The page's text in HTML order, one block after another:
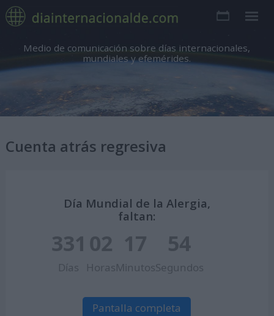
Medio de comunicación sobre días internacionales,
mundiales y efemérides.
Cuenta atrás regresiva
Día Mundial de la Alergia,
faltan:
331
Días
02
Horas
17
Minutos
53
Segundos
Pantalla completa